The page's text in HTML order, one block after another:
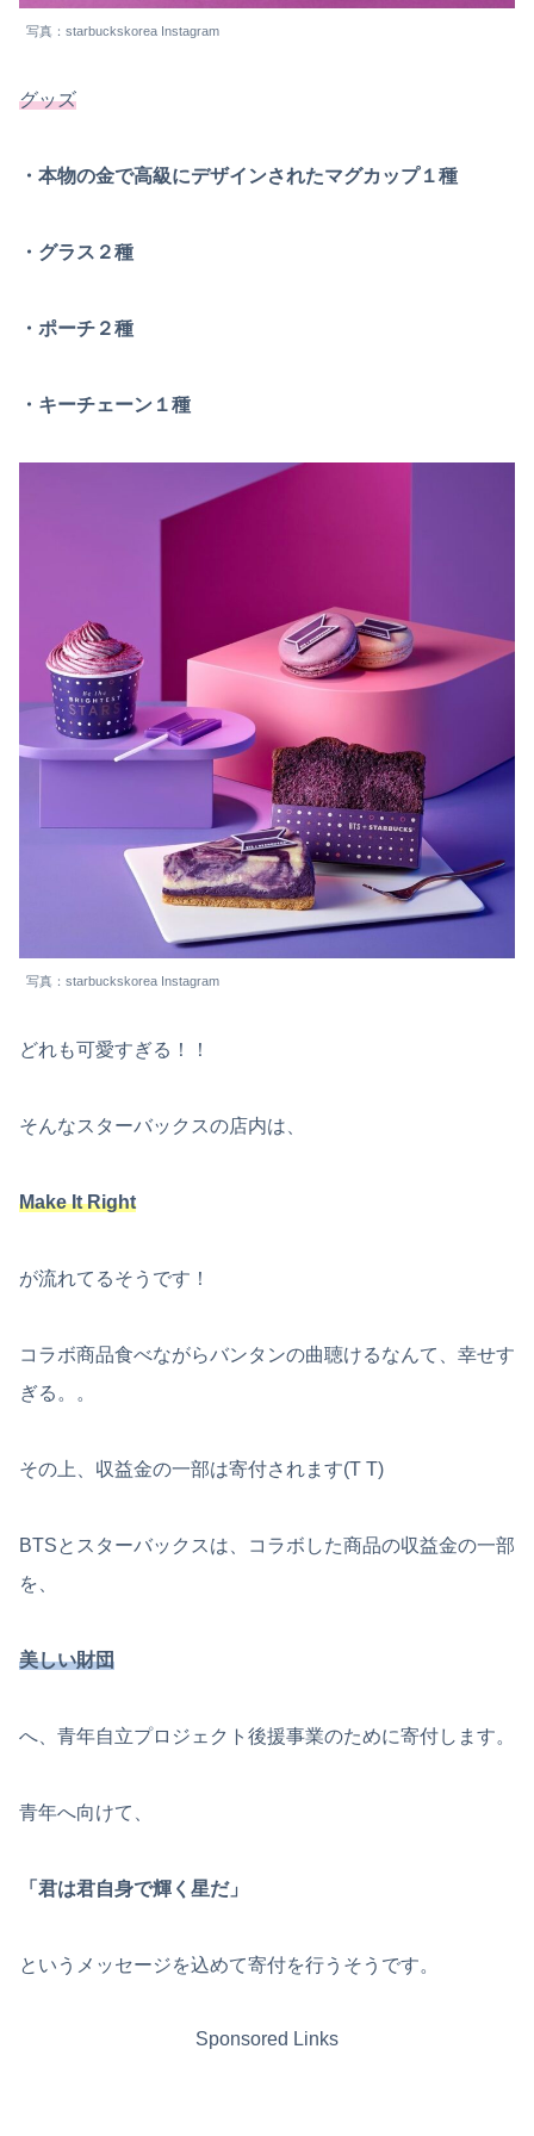
写真：starbuckskorea Instagram
グッズ
・本物の金で高級にデザインされたマグカップ１種
・グラス２種
・ポーチ２種
・キーチェーン１種
写真：starbuckskorea Instagram
どれも可愛すぎる！！
そんなスターバックスの店内は、
Make It Right
が流れてるそうです！
コラボ商品食べながらバンタンの曲聴けるなんて、幸せす
ぎる。。
その上、収益金の一部は寄付されます(T T)
BTSとスターバックスは、コラボした商品の収益金の一部
を、
美しい財団
へ、青年自立プロジェクト後援事業のために寄付します。
青年へ向けて、
「君は君自身で輝く星だ」
というメッセージを込めて寄付を行うそうです。
Sponsored Links